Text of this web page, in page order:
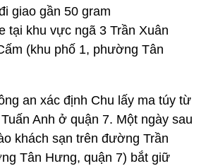
giao gần 50 gram
tại khu vực ngã 3 Trần Xuân
(khu phố 1, phường Tân
an xác định Chu lấy ma túy từ
Anh ở quận 7. Một ngày sau
khách sạn trên đường Trần
Tân Hưng, quận 7) bắt giữ